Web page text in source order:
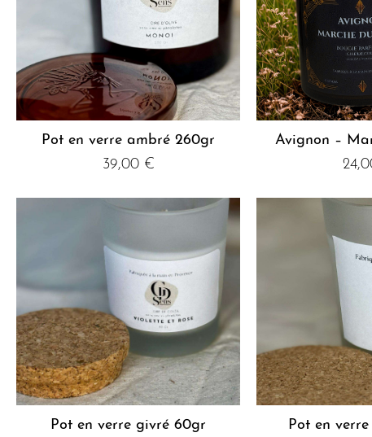
Pot en verre ambré 260gr
39,00 €
Avignon –
Pot en verre givré 60gr
Pot en